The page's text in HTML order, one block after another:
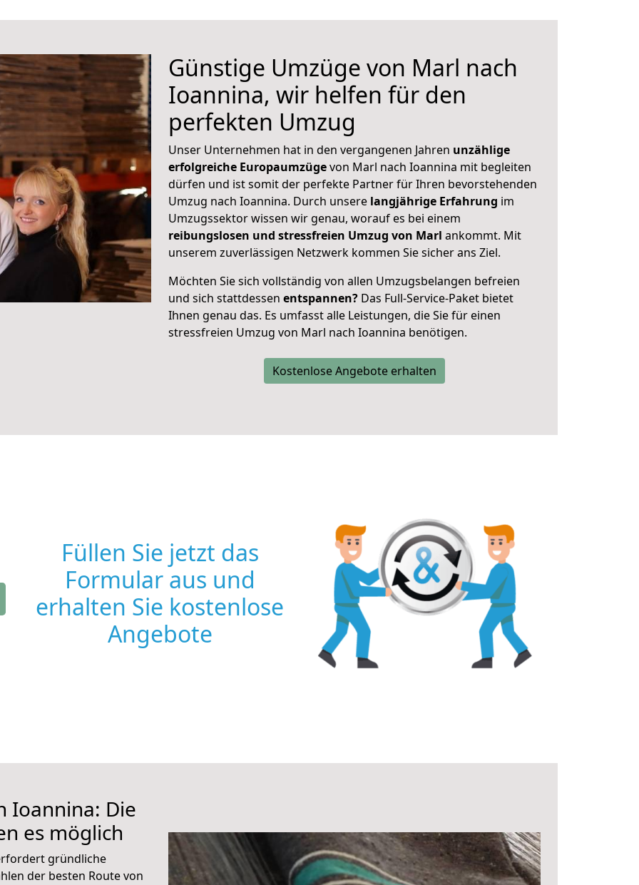
Günstige Umzüge von Marl nach
Ioannina, wir helfen für den
perfekten Umzug
Unser Unternehmen hat in den vergangenen Jahren unzählige
erfolgreiche Europaumzügevon Marl nach Ioannina mit begleiten
dürfen und ist somit der perfekte Partner für Ihren bevorstehenden
Umzug nach Ioannina. Durch unsere langjährige Erfahrung im
Umzugssektor wissen wir genau, worauf es bei einem
reibungslosen und stressfreien Umzug von Marl ankommt. Mit
unserem zuverlässigen Netzwerk kommen Sie sicher ans Ziel.
Möchten Sie sich vollständig von allen Umzugsbelangen befreien
und sich stattdessen entspannen? Das Full-Service-Paket bietet
Ihnen genau das. Es umfasst alle Leistungen, die Sie für einen
stressfreien Umzug von Marl nach Ioannina benötigen.
Kostenlose Angebote erhalten
Füllen Sie jetzt das
Formular aus und
erhalten Sie kostenlose
Angebote
Ioannina: Die
es möglich
gründliche
der besten Route von